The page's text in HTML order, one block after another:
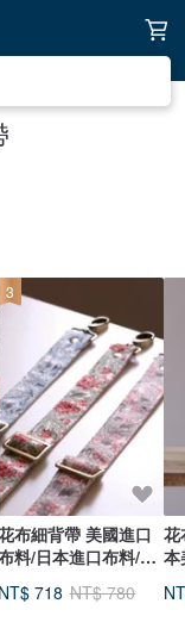
布細背帶 美國進口
料/日本進口布料/背
NT$ 718 NT$ 780
3
花
本